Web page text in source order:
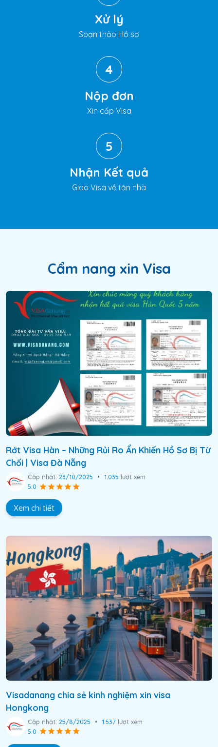
Xử lý
Soạn thảo Hồ sơ
4
Nộp đơn
Xin cấp Visa
5
Nhận Kết quả
Giao Visa về tận nhà
Cẩm nang xin Visa
Rớt Visa Hàn – Những Rủi Ro Ẩn Khiến Hồ Sơ Bị Từ
Chối | Visa Đà Nẵng
Cập nhật: 23/10/2025 • 1.035 lượt xem
5.0
Xem chi tiết
Visadanang chia sẻ kinh nghiệm xin visa
Hongkong
Cập nhật: 25/8/2025 • 1.537 lượt xem
5.0